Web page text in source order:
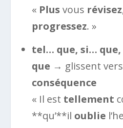
« Plus vous révisez
progressez. »
tel… que, si…
que → glissent
conséquence
« Il est tellement
**qu’**il oublie